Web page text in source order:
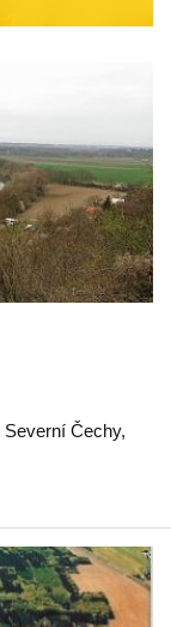
Severní Čechy,